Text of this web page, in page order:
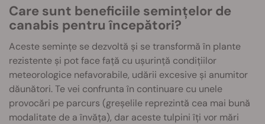
Care sunt beneficiile semințelor de
canabis pentru începători?
Aceste semințe se dezvoltă și se transformă în plante
rezistente și pot face față cu ușurință condițiilor
meteorologice nefavorabile, udării excesive și anumitor
dăunători. Te vei confrunta în continuare cu unele
provocări pe parcurs (greșelile reprezintă cea mai bună
modalitate de a învăța), dar aceste tulpini îți vor mări